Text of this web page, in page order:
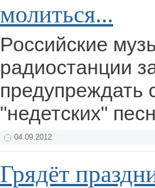
молиться...
Российские
радиостанции
предупреждать
"недетских"
04.09.2012
Грядёт